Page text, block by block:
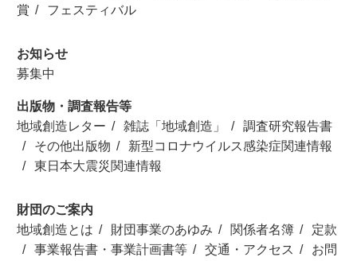
賞
フェスティバル
お知らせ
募集中
出版物・調査報告等
地域創造レター
雑誌「地域創造」
調査研究報告書
その他出版物
新型コロナウイルス感染症関連情報
東日本大震災関連情報
財団のご案内
地域創造とは
財団事業のあゆみ 関係者名簿
定款
事業報告書・事業計画書等
交通・アクセス
お問